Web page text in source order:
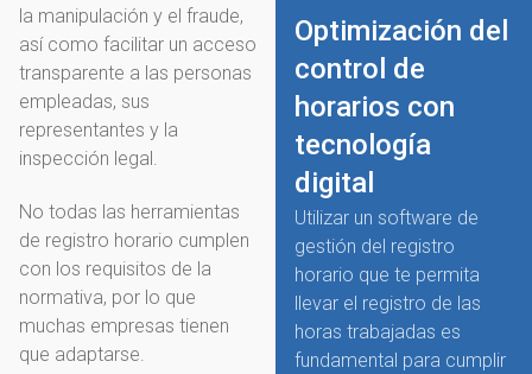
la manipulación y el fraude,
así como facilitar un acceso
transparente a las personas
empleadas, sus
representantes y la
inspección legal.
No todas las herramientas
de registro horario cumplen
con los requisitos de la
normativa, por lo que
muchas empresas tienen
que adaptarse.
Optimización del
control de
horarios con
tecnología
digital
Utilizar un software de
gestión del registro
horario que te permita
llevar el registro de las
horas trabajadas es
fundamental para cumplir